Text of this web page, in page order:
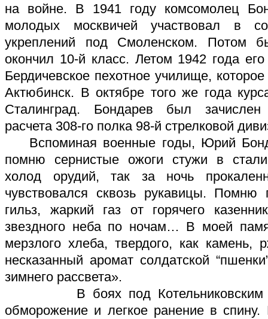
на войне. В 1941 году комсомолец
молодых москвичей участвовал в
укреплений под Смоленском. Потом
окончил 10-й класс. Летом 1942 года
Бердичевское пехотное училище,
Актюбинск. В октябре того же года
Сталинград. Бондарев был зачислен
расчета 308-го полка 98-й стрелковой
Вспоминая военные годы, Юрий
помню сернистые ожоги стужи в
холод орудий, так за ночь
чувствовался сквозь рукавицы. Помню
гильз, жаркий газ от горячего
звездного неба по ночам… В моей
мерзлого хлеба, твердого, как камень,
несказанный аромат солдатской
зимнего рассвета».
В боях под Котельниковским он
обморожение и легкое ранение в спину.